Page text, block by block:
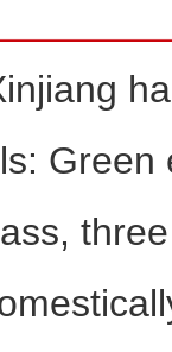
Green